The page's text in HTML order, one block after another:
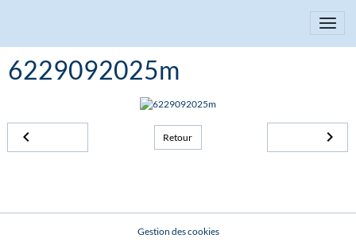
6229092025m
Retour
Gestion des cookies